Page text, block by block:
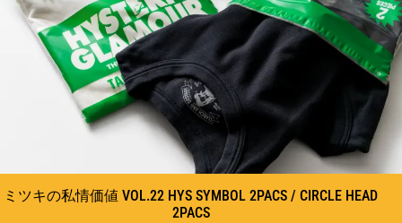
ミツキの私情価値 VOL.22 HYS SYMBOL 2PACS / CIRCLE HEAD
2PACS